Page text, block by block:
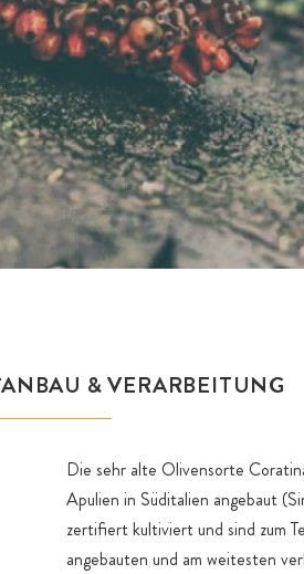
ANBAU & VERARBEITUNG
Die sehr alte Olivensorte
Apulien in Süditalien angebaut
zertifiert kultiviert und sind zum
angebauten und am weitesten